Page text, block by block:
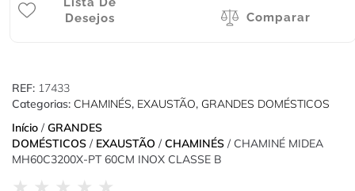
Desejos
Comparar
REF: 17433
Categorias: CHAMINÉS, EXAUSTÃO, GRANDES DOMÉSTICOS
Início / GRANDES
DOMÉSTICOS / EXAUSTÃO / CHAMINÉS / CHAMINÉ MIDEA
MH60C3200X-PT 60CM INOX CLASSE B
★ ★ ★ ★ ★